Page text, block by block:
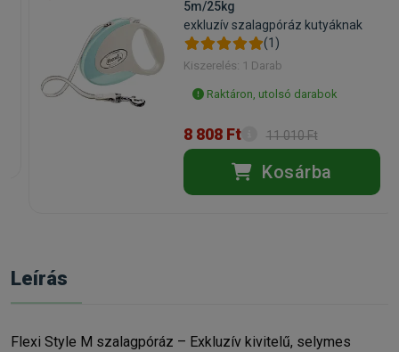
5m/25kg
exkluzív szalagpóráz kutyáknak
(1)
Kiszerelés: 1 Darab
Raktáron, utolsó darabok
8 808 Ft 11 010 Ft
Kosárba
Leírás
Flexi Style M szalagpóráz – Exkluzív kivitelű, selymes